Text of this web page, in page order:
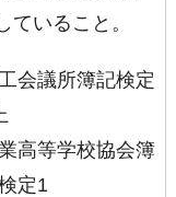
ていること。
会議所簿記検定
高等学校協会簿
定1